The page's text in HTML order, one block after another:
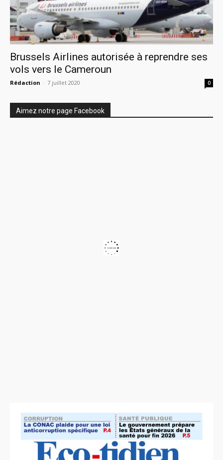
Brussels Airlines autorisée à reprendre ses
vols vers le Cameroun
Rédaction - 7 juillet 2020 0
Aimez notre page Facebook